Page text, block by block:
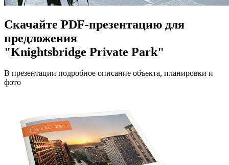
Скачайте PDF-презентацию для
предложения
"Knightsbridge Private Park"
В презентации подробное описание объекта, планировки и
фото